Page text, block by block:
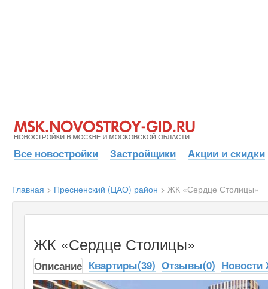
Все новостройки Застройщики Акции и скидки
Главная > Пресненский (ЦАО) район > ЖК «Сердце Столицы»
ЖК «Сердце Столицы»
Описание Квартиры(39) Отзывы(0) Новости